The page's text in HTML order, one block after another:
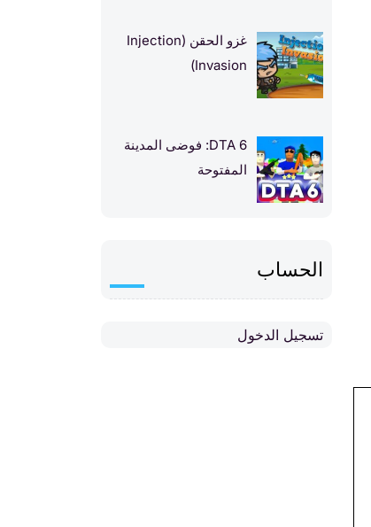
غزو الحقن (Injection
Invasion)
DTA 6: فوضى المدينة
المفتوحة
الحساب
تسجيل الدخول